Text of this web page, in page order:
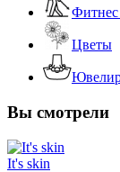
Фитнес
Цветы
Вы смотрели
It's skin